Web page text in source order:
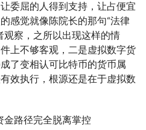
委屈的人得到支持，让占便宜
感觉就像陈院长的那句“法律
观察，之所以出现这样的情
上不够客观，二是虚拟数字货
了变相认可比特币的货币属
效执行，根源还是在于虚拟数
金路径完全脱离掌控